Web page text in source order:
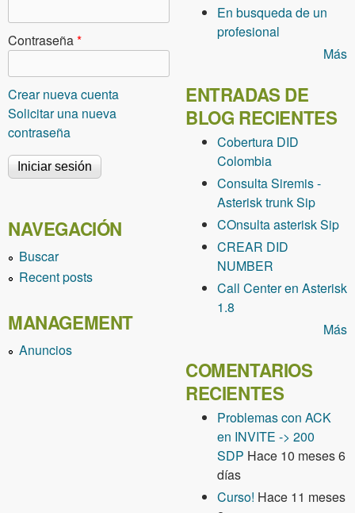
Contraseña*
Crear nueva cuenta
Solicitar una nueva
contraseña
NAVEGACIÓN
Buscar
Recent posts
MANAGEMENT
Anuncios
En busqueda de un
profesional
Más
ENTRADAS DE
BLOG RECIENTES
Cobertura DID
Colombia
Consulta Siremis -
Asterisk trunk Sip
COnsulta asterisk Sip
CREAR DID
NUMBER
Call Center en Asterisk
1.8
Más
COMENTARIOS
RECIENTES
Problemas con ACK
en INVITE -> 200
SDP Hace 10 meses 6
días
Curso! Hace 11 meses